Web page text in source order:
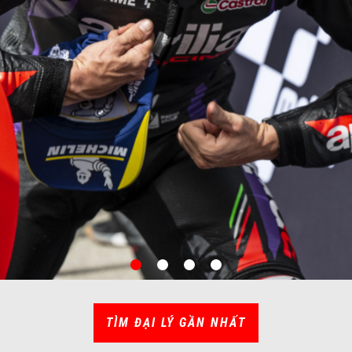
item
0
item
item
TÌM ĐẠI LÝ GẦN NHẤT